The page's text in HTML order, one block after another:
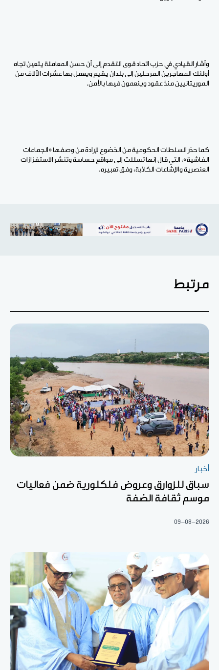
وأشار القيادي في حزب اتحاد قوى التقدم إلى أن حسن المعاملة يتعين تجاه
أولئك المهاجرين المرحلين إلى بلدان يقيم ويعمل بها عشرات الآلاف من
الموريتانيين منذ عقود وينعمون فيها بالأمن.
كما حذر السلطات الحكومية من الخضوع لإرادة من وصفها «الجماعات
الفاشية»، التي قال إنها تسللت إلى مواقع حساسة وتنشر الاستفزازات
العنصرية والإشاعات الكاذبة، وفق تعبيره.
مرتبط
أخبار
سباق للزوارق وعروض فلكلورية ضمن فعاليات
موسم ثقافة الضفة
09-08-2026